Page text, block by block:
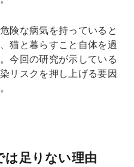
険な病気を持っていると
猫と暮らすこと自体を過
今回の研究が示している
リスクを押し上げる要因
は足りない理由